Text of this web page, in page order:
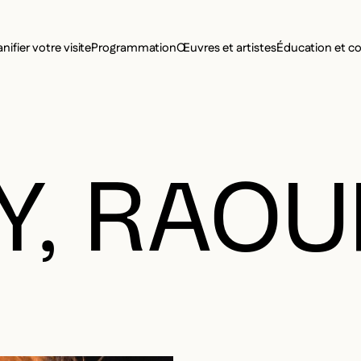
MENU
votre visiteProgrammationŒuvres et artistesÉducation et